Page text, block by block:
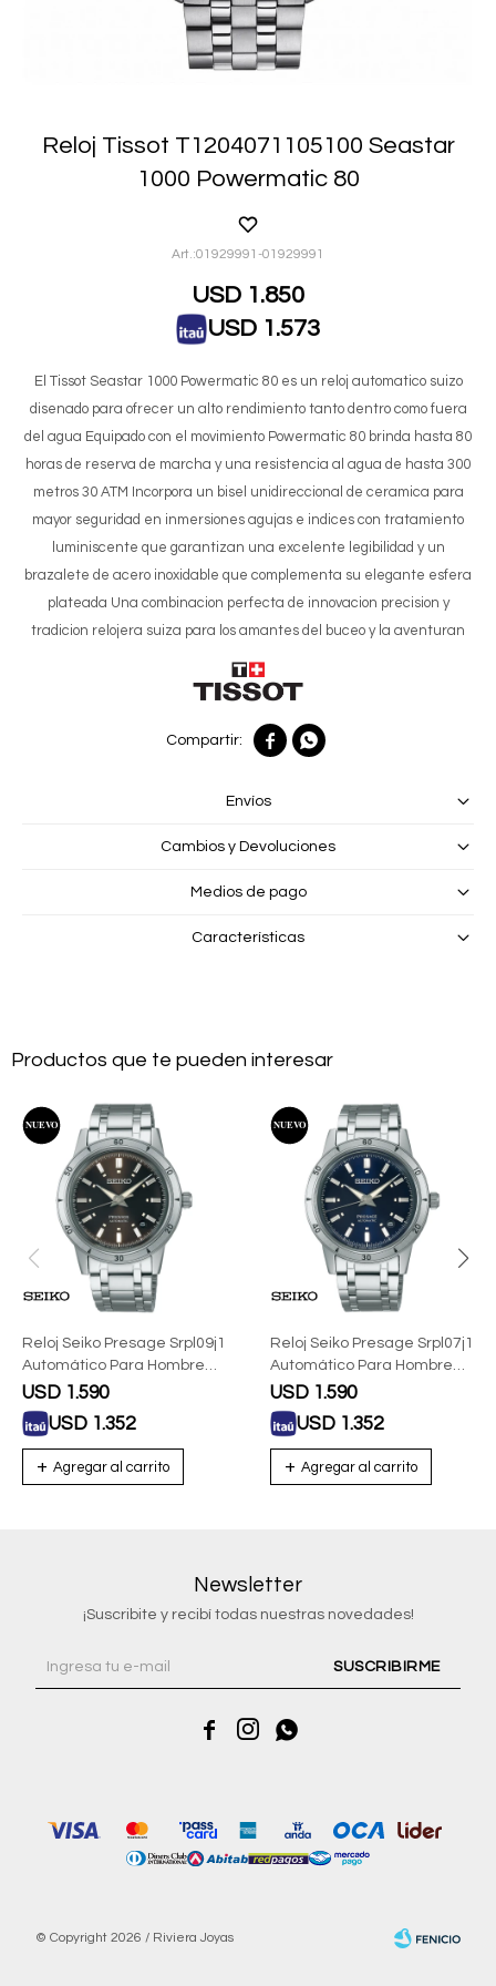
Reloj Tissot T1204071105100 Seastar
1000 Powermatic 80
01929991-01929991
USD 1.850
USD 1.573
El Tissot Seastar 1000 Powermatic 80 es un reloj automatico suizo
disenado para ofrecer un alto rendimiento tanto dentro como fuera
del agua Equipado con el movimiento Powermatic 80 brinda hasta 80
horas de reserva de marcha y una resistencia al agua de hasta 300
metros 30 ATM Incorpora un bisel unidireccional de ceramica para
mayor seguridad en inmersiones agujas e indices con tratamiento
luminiscente que garantizan una excelente legibilidad y un
brazalete de acero inoxidable que complementa su elegante esfera
plateada Una combinacion perfecta de innovacion precision y
tradicion relojera suiza para los amantes del buceo y la aventuran
 
Envíos
Cambios y Devoluciones
Medios de pago
Características
Productos que te pueden interesar
Reloj Seiko Presage Srpl09j1
Automático Para Hombre
Con Correa De Acero
USD 1.590
USD 1.352
Reloj Seiko Presage Srpl07j1
Automático Para Hombre
Con Correa De Acero
USD 1.590
USD 1.352
Newsletter
¡Suscribite y recibí todas nuestras novedades!
SUSCRIBIRME
  
© Copyright 2026 / Riviera Joyas